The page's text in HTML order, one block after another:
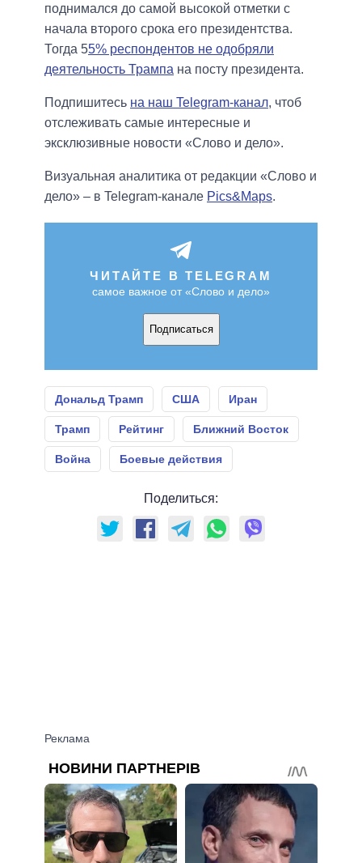
поднимался до самой высокой отметки с
начала второго срока его президентства.
Тогда 55% респондентов не одобряли
деятельность Трампа на посту президента.
Подпишитесь на наш Telegram-канал, чтоб
отслеживать самые интересные и
эксклюзивные новости «Слово и дело».
Визуальная аналитика от редакции «Слово и
дело» – в Telegram-канале Pics&Maps.
ЧИТАЙТЕ В TELEGRAM
самое важное от «Слово и дело»
Подписаться
Дональд Трамп США Иран
Трамп Рейтинг Ближний Восток
Война Боевые действия
Поделиться: